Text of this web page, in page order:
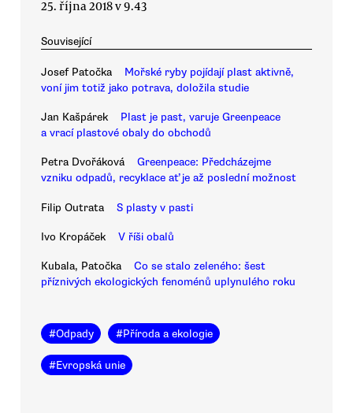
25. října 2018 v 9.43
Související
Josef Patočka
Mořské ryby pojídají plast aktivně,
voní jim totiž jako potrava, doložila studie
Jan Kašpárek
Plast je past, varuje Greenpeace
a vrací plastové obaly do obchodů
Petra Dvořáková
Greenpeace: Předcházejme
vzniku odpadů, recyklace ať je až poslední možnost
Filip Outrata S plasty v pasti
Ivo Kropáček V říši obalů
Kubala, Patočka
Co se stalo zeleného: šest
příznivých ekologických fenoménů uplynulého roku
#Odpady #Příroda a ekologie
#Evropská unie